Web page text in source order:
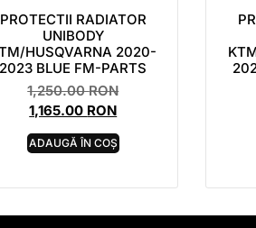
PROTECTII RADIATOR
UNIBODY
HUSQVARNA 2020-
2023 BLUE FM-PARTS
1,250.00RON
1,165.00 RON
ADAUGĂ ÎN COȘ